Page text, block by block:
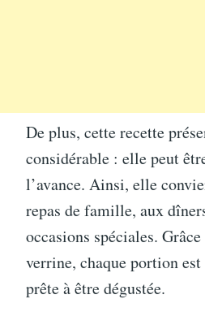
De plus, cette recette
considérable : elle peut
l’avance. Ainsi, elle
repas de famille, aux
occasions spéciales.
verrine, chaque portion
prête à être dégustée.